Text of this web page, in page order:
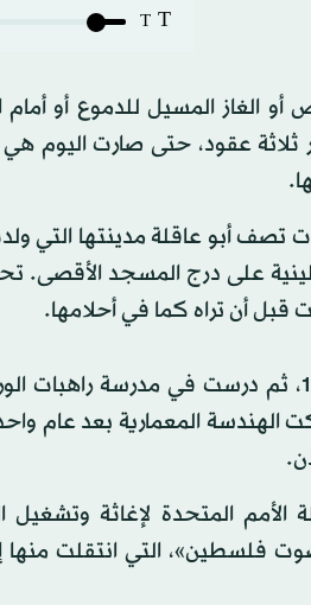
T
T
الغاز المسيل للدموع أو أمام
ثلاثة عقود، حتى صارت اليوم
أبو عاقلة مدينتها التي
على درج المسجد الأقصى.
أن تراه كما في أحلامها.
أبو عاقلة تحدرت من عائلة فلسطينية مسيحية من بيت لحم، ولدت في عام 1971، ثم درست في
الهندسة المعمارية بعد عام
المتحدة لإغاثة وتشغيل
فلسطين»، التي انتقلت منها